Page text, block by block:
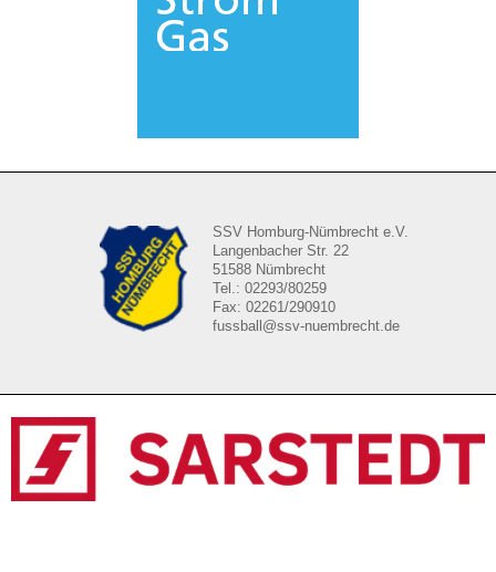
SSV Homburg-Nümbrecht e.V.
Langenbacher Str. 22
51588 Nümbrecht
Tel.: 02293/80259
Fax: 02261/290910
fussball@ssv-nuembrecht.de